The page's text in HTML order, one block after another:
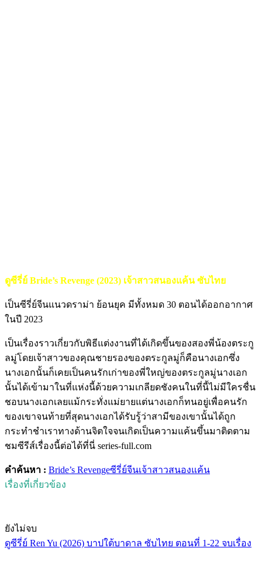
ดูซีรี่ย์ Bride’s Revenge (2023) เจ้าสาวสนองแค้น ซับไทย
เป็นซีรี่ย์จีนแนวดราม่า ย้อนยุค มีทั้งหมด 30 ตอนได้ออกอากาศ
ในปี 2023
เป็นเรื่องราวเกี่ยวกับพิธีแต่งงานที่ได้เกิดขึ้นของสองพี่น้องตระกู
ลมู่โดยเจ้าสาวของคุณชายรองของตระกูลมู่ก็คือนางเอกซึ่ง
นางเอกนั้นก็เคยเป็นคนรักเก่าของพี่ใหญ่ของตระกูลมู่นางเอก
นั้นได้เข้ามาในที่แห่งนี้ด้วยความเกลียดชังคนในที่นี้ไม่มีใครชื่น
ชอบนางเอกเลยแม้กระทั่งแม่ยายแต่นางเอกก็ทนอยู่เพื่อคนรัก
ของเขาจนท้ายที่สุดนางเอกได้รับรู้ว่าสามีของเขานั้นได้ถูก
กระทำชำเราทางด้านจิตใจจนเกิดเป็นความแค้นขึ้นมาติดตาม
ชมซีรีส์เรื่องนี้ต่อได้ที่นี่ series-full.com
คำค้นหา : Bride’s Revengeซีรี่ย์จีนเจ้าสาวสนองแค้น
เรื่องที่เกี่ยวข้อง
ยังไม่จบ
ดูซีรี่ย์ Ren Yu (2026) บาปใต้บาดาล ซับไทย ตอนที่ 1-22 จบเรื่อง